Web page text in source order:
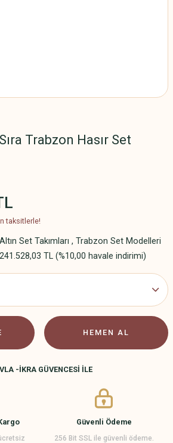
Trabzon Hasır Set
taksitlerle!
Altın Set Takımları , Trabzon Set Modelleri
241.528,03 TL (%10,00 havale indirimi)
HEMEN AL
-İKRA GÜVENCESİ İLE
Güvenli Ödeme
256 Bit SSL ile güvenli ödeme.